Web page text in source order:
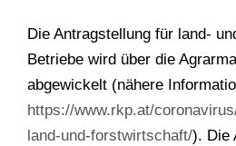
Die Antragstellung für land-
Betriebe wird über die
abgewickelt (nähere
https://www.rkp.at/
land-und-forstwirtschaft/). Die